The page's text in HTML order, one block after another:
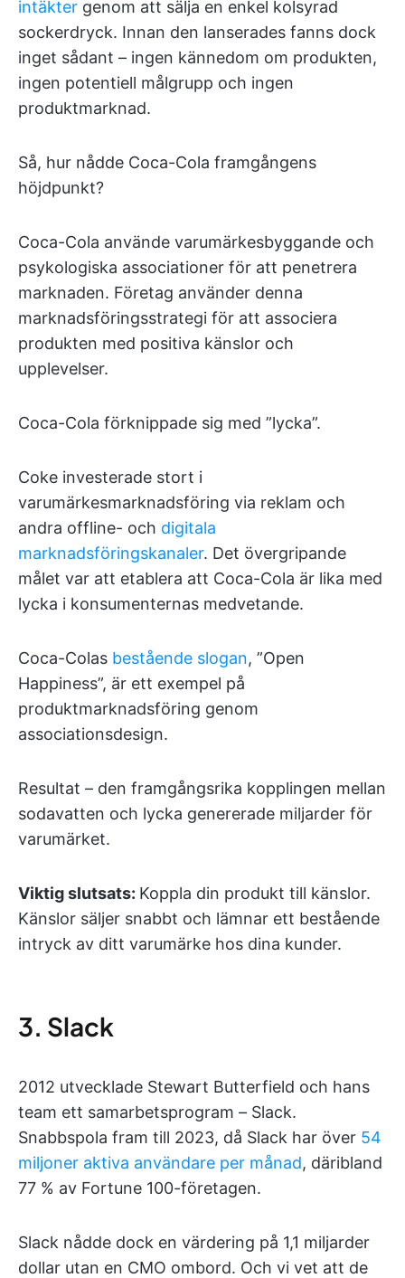
intäkter genom att sälja en enkel kolsyrad
sockerdryck. Innan den lanserades fanns dock
inget sådant – ingen kännedom om produkten,
ingen potentiell målgrupp och ingen
produktmarknad.
Så, hur nådde Coca-Cola framgångens
höjdpunkt?
Coca-Cola använde varumärkesbyggande och
psykologiska associationer för att penetrera
marknaden. Företag använder denna
marknadsföringsstrategi för att associera
produkten med positiva känslor och
upplevelser.
Coca-Cola förknippade sig med ”lycka”.
Coke investerade stort i
varumärkesmarknadsföring via reklam och
andra offline- och digitala
marknadsföringskanaler. Det övergripande
målet var att etablera att Coca-Cola är lika med
lycka i konsumenternas medvetande.
Coca-Colas bestående slogan, ”Open
Happiness”, är ett exempel på
produktmarknadsföring genom
associationsdesign.
Resultat – den framgångsrika kopplingen mellan
sodavatten och lycka genererade miljarder för
varumärket.
Viktig slutsats: Koppla din produkt till känslor.
Känslor säljer snabbt och lämnar ett bestående
intryck av ditt varumärke hos dina kunder.
3. Slack
2012 utvecklade Stewart Butterfield och hans
team ett samarbetsprogram – Slack.
Snabbspola fram till 2023, då Slack har över 54
miljoner aktiva användare per månad, däribland
77 % av Fortune 100-företagen.
Slack nådde dock en värdering på 1,1 miljarder
dollar utan en CMO ombord. Och vi vet att de